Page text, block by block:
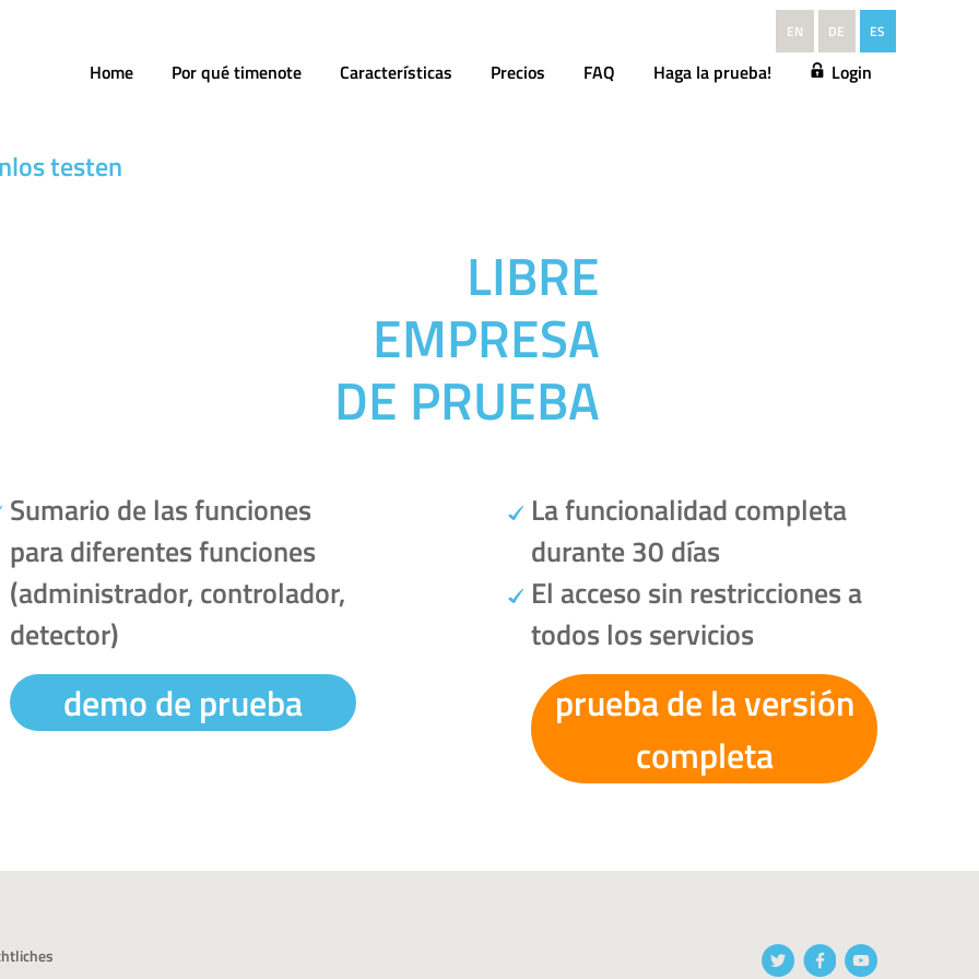
EN DE ES
Home Por qué timenote Características Precios FAQ Haga la prueba! Login
testen
LIBRE
EMPRESA
DE PRUEBA
La funcionalidad completa
durante 30 días
El acceso sin restricciones a
todos los servicios
prueba de la versión
completa
Sumario de las funciones
para diferentes funciones
(administrador, controlador,
detector)
demo de prueba